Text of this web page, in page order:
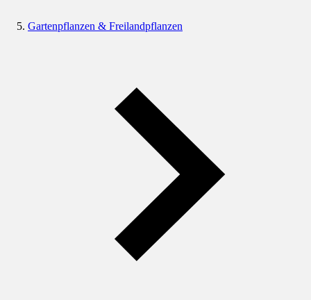
Gartenpflanzen & Freilandpflanzen